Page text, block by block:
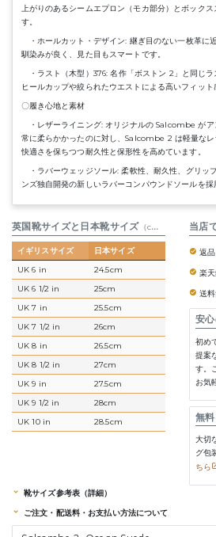
上がりのあるシームエプロン（モカ部分）とボック
す。
・ホールカット・デザイン: 継ぎ目のない一枚革に
馴染みが良く、見た目もスマートです。
・ラスト（木型）376: 名作「ボストン 2」と同じラ
ヒールカップや絞られたウエストによる高いフィット
〇履き心地と素材
・レザーライニング: オリジナルの Salcombe がア
常に柔らかかったのに対し、Salcombe 2 は軽量なレ
快適さを保ちつつ耐久性と保形性を高めています。
・ラバーウェッジソール: 柔軟性、耐久性、グリッ
ンズ独自開発の新しいラバーコンパウンドソールを採
英国靴サイズと日本靴サイズ （cm） 参考表
イギリスサイズ 日本サイズ
UK 6 in 24.5cm
UK 6 1/2 in 25cm
UK 7 in 25.5cm
UK 7 1/2 in 26cm
UK 8 in 26.5cm
UK 8 1/2 in 27cm
UK 9 in 27.5cm
UK 9 1/2 in 28cm
UK 10 in 28.5cm
当店
返
楽
送
安
初め
提案
す。
お気
無
大切
グ包
ちら
靴サイズ参考表（詳細）
ご注文・配送料・お支払い方法について